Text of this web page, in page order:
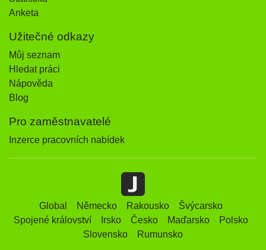
Anketa
Užitečné odkazy
Můj seznam
Hledat práci
Nápověda
Blog
Pro zaměstnavatelé
Inzerce pracovních nabídek
Global Německo Rakousko
Švýcarsko
Spojené království
Irsko Česko Maďarsko
Polsko
Slovensko
Rumunsko